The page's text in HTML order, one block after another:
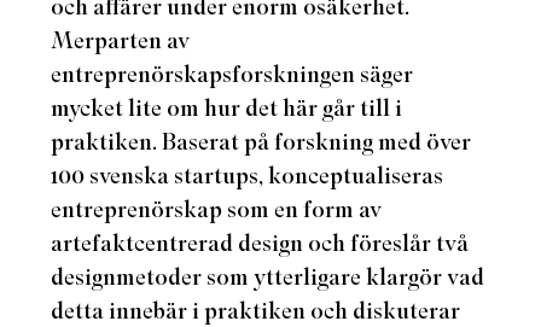
och affärer under enorm osäkerhet.
Merparten av
entreprenörskapsforskningen säger
mycket lite om hur det här går till i
praktiken. Baserat på forskning med över
100 svenska startups, konceptualiseras
entreprenörskap som en form av
artefaktcentrerad design och föreslår två
designmetoder som ytterligare klargör vad
detta innebär i praktiken och diskuterar